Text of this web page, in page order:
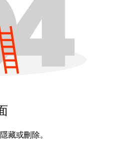
藏或刪除。